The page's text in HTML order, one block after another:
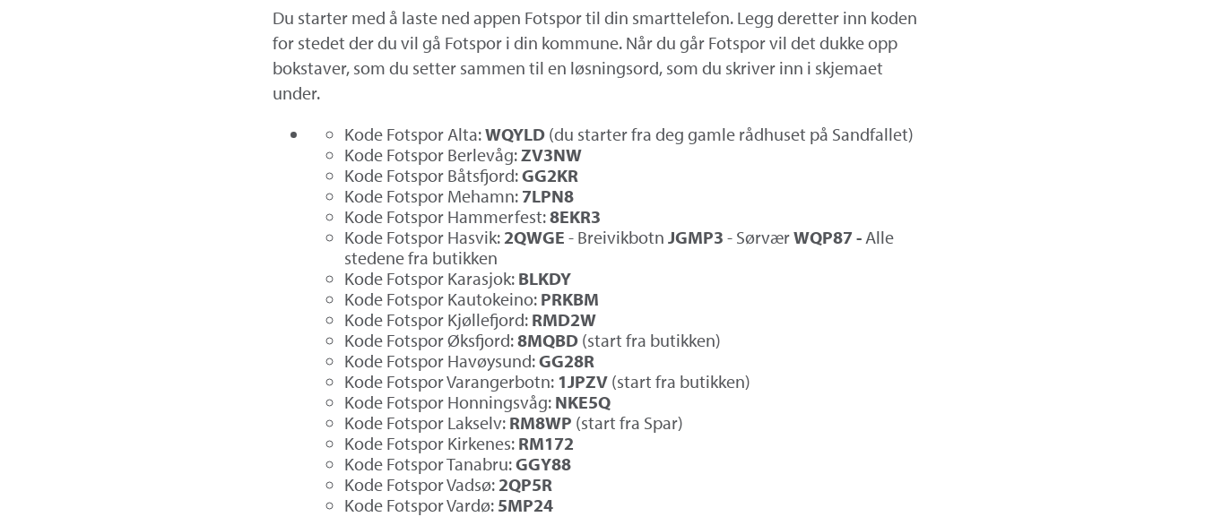
Du starter med å laste ned appen Fotspor til din smarttelefon. Legg deretter inn koden
for stedet der du vil gå Fotspor i din kommune. Når du går Fotspor vil det dukke opp
bokstaver, som du setter sammen til en løsningsord, som du skriver inn i skjemaet
under.
Kode Fotspor Alta:WQYLD (du starter fra deg gamle rådhuset på Sandfallet)
Kode Fotspor Berlevåg:ZV3NW
Kode Fotspor Båtsfjord:GG2KR
Kode Fotspor Mehamn: 7LPN8
Kode Fotspor Hammerfest:8EKR3
Kode Fotspor Hasvik: 2QWGE - Breivikbotn JGMP3 - SørværWQP87 - Alle
stedene fra butikken
Kode Fotspor Karasjok: BLKDY
Kode Fotspor Kautokeino: PRKBM
Kode Fotspor Kjøllefjord: RMD2W
Kode Fotspor Øksfjord:8MQBD (start fra butikken)
Kode Fotspor Havøysund:GG28R
Kode Fotspor Varangerbotn: 1JPZV (start fra butikken)
Kode Fotspor Honningsvåg: NKE5Q
Kode Fotspor Lakselv: RM8WP (start fra Spar)
Kode Fotspor Kirkenes: RM172
Kode Fotspor Tanabru:GGY88
Kode Fotspor Vadsø: 2QP5R
Kode Fotspor Vardø: 5MP24